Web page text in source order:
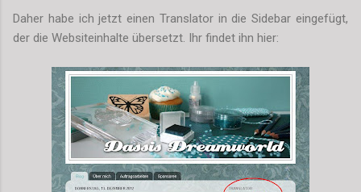
Daher habe ich jetzt einen Translator in die Sidebar eingefügt,
der die Websiteinhalte übersetzt. Ihr findet ihn hier: